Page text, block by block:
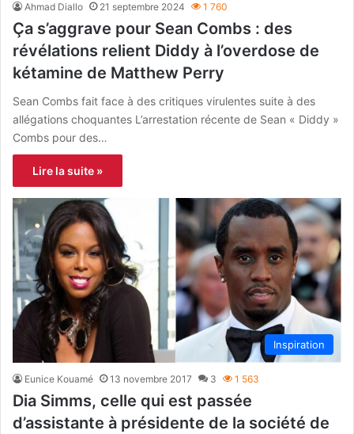
Ahmad Diallo 21 septembre 2024 1 760
Ça s’aggrave pour Sean Combs : des
révélations relient Diddy à l’overdose de
kétamine de Matthew Perry
Sean Combs fait face à des critiques virulentes suite à des
allégations choquantes L’arrestation récente de Sean « Diddy »
Combs pour des…
Lire la suite »
Inspiration
Eunice Kouamé 13 novembre 2017 3 1 563
Dia Simms, celle qui est passée
d’assistante à présidente de la société de